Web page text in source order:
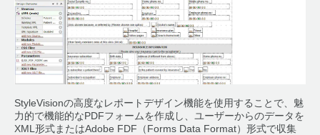
StyleVisionの高度なレポートデザイン機能を使用することで、魅
力的で機能的なPDFフォームを作成し、ユーザーからのデータを
XML形式またはAdobe FDF（Forms Data Format）形式で収集